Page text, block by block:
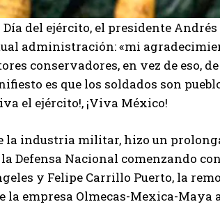
del ejército, el presidente
administración: «mi
conservadores, en vez de eso,
es que los soldados son
el ejército!, ¡Viva México!
la industria militar, hizo un
Defensa Nacional comenzando
y Felipe Carrillo Puerto, la
la empresa Olmecas-Mexica-